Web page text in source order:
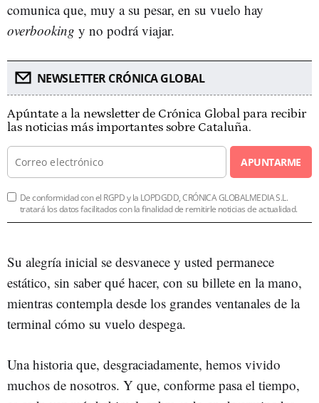
comunica que, muy a su pesar, en su vuelo hay
overbooking y no podrá viajar.
NEWSLETTER CRÓNICA GLOBAL
Apúntate a la newsletter de Crónica Global para recibir
las noticias más importantes sobre Cataluña.
APUNTARME
De conformidad con el RGPD y la LOPDGDD, CRÓNICA GLOBALMEDIA S.L.
tratará los datos facilitados con la finalidad de remitirle noticias de actualidad.
Su alegría inicial se desvanece y usted permanece
estático, sin saber qué hacer, con su billete en la mano,
mientras contempla desde los grandes ventanales de la
terminal cómo su vuelo despega.
Una historia que, desgraciadamente, hemos vivido
muchos de nosotros. Y que, conforme pasa el tiempo,